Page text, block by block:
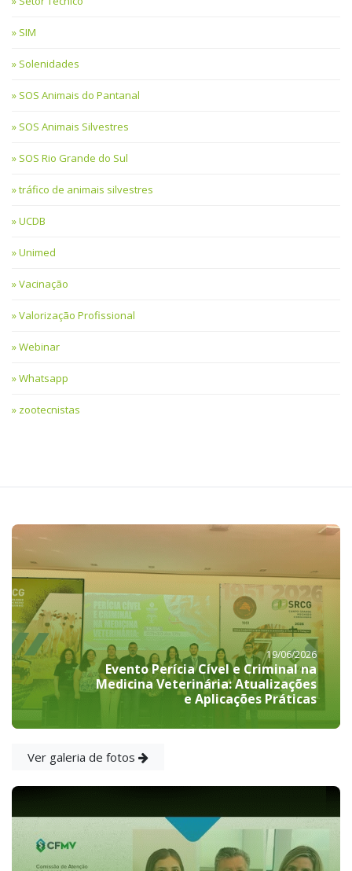
SIM
Solenidades
SOS Animais do Pantanal
SOS Animais Silvestres
SOS Rio Grande do Sul
tráfico de animais silvestres
UCDB
Unimed
Vacinação
Valorização Profissional
Webinar
Whatsapp
zootecnistas
19/06/2026
Evento Perícia Cível e Criminal na
Medicina Veterinária: Atualizações
e Aplicações Práticas
Ver galeria de fotos